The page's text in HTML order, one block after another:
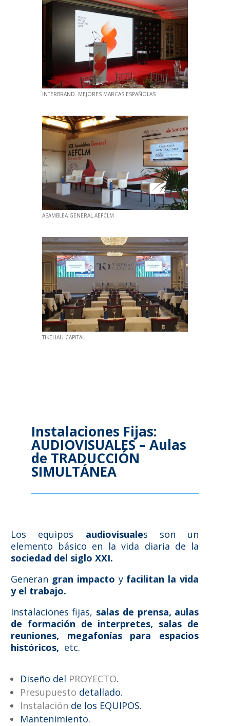
INTERBRAND. MEJORES MARCAS ESPAÑOLAS
ASAMBLEA GENERAL AEFCLM
TIKEHAU CAPITAL
Instalaciones Fijas:
AUDIOVISUALES – Aulas
de TRADUCCIÓN
SIMULTÁNEA
Los equipos audiovisuales son un
elemento básico en la vida diaria de la
sociedad del siglo XXI.
Generan gran impacto y facilitan la vida
y el trabajo.
Instalaciones fijas, salas de prensa, aulas
de formación de interpretes, salas de
reuniones, megafonías para espacios
históricos, etc.
Diseño del PROYECTO.
Presupuesto detallado.
Instalación de los EQUIPOS.
Mantenimiento.